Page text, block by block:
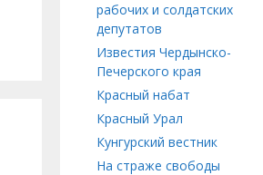
рабочих и солдатских
депутатов
Известия Чердынско-
Печерского края
Красный набат
Красный Урал
Кунгурский вестник
На страже свободы